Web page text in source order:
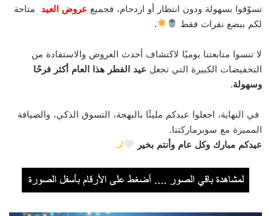
تسوّقوا بسهولة ودون انتظار أو ازدحام، فجميع عروض العيد
متاحة
لكم ببضع نقرات فقط
.
لا تنسوا متابعتنا يوميًا لاكتشاف أحدث العروض والاستفادة من
التخفيضات الكبيرة التي تجعل عيد الفطر هذا العام أكثر فرحًا
وسهولة.
في النهاية، اجعلوا عيدكم مليئًا بالبهجة، التسوق الذكي، والضيافة
المميزة مع سوبرماركتنا.
عيدكم مبارك وكل عام وأنتم بخير